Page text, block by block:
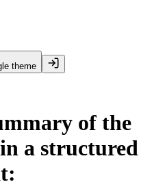
theme
of the
a structured